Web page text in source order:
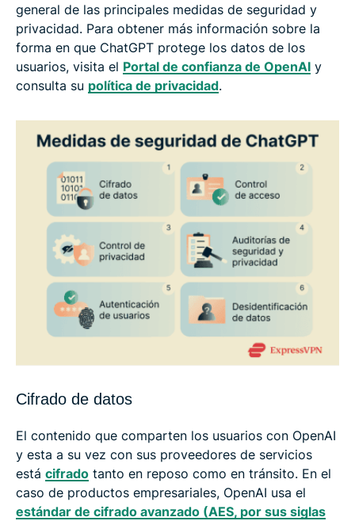
general de las principales medidas de seguridad y
privacidad. Para obtener más información sobre la
forma en que ChatGPT protege los datos de los
usuarios, visita el Portal de confianza de OpenAI y
consulta su política de privacidad.
Cifrado de datos
El contenido que comparten los usuarios con OpenAI
y esta a su vez con sus proveedores de servicios
está cifrado tanto en reposo como en tránsito. En el
caso de productos empresariales, OpenAI usa el
estándar de cifrado avanzado (AES, por sus siglas